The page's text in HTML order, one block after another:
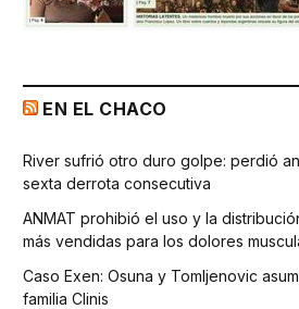
EN EL CHACO
River sufrió otro duro golpe: perdió
sexta derrota consecutiva
ANMAT prohibió el uso y la
más vendidas para los dolores
Caso Exen: Osuna y Tomljenovic
familia Clinis